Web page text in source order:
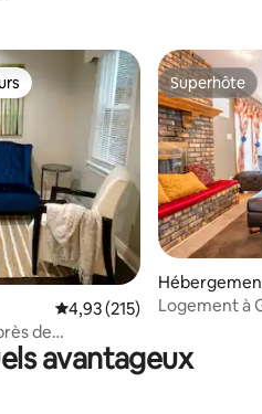
59 commentaires : 5 sur 5
Évaluation moyenne sur la
4,93 (215)
de
de la gare
Superhôte
Superhôte
Logement à
avantageux